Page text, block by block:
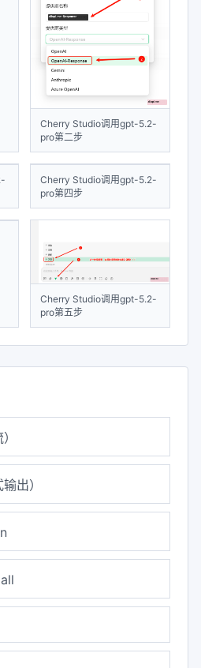
Cherry Studio调用gpt-5.2-
pro第二步
Cherry Studio调用gpt-5.2-
pro第四步
pro第五步